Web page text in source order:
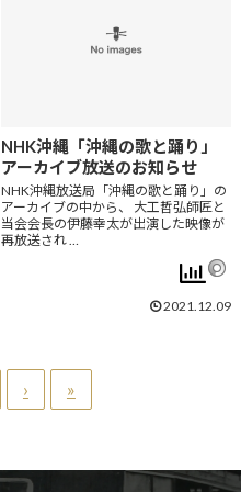
NHK沖縄「沖縄の歌と踊り」
アーカイブ放送のお知らせ
NHK沖縄放送局「沖縄の歌と踊り」の
アーカイブの中から、 大工哲弘師匠と
当会会長の伊藤幸太が出演した映像が
再放送され …
2021.12.09
› »